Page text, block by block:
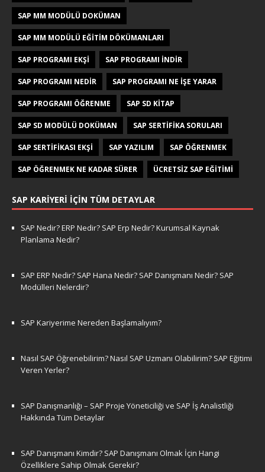
SAP MM MODÜLÜ DOKÜMAN
SAP MM MODÜLÜ EĞITIM DÖKÜMANLARI
SAP PROGRAMI EKŞI SAP PROGRAMI INDIR
SAP PROGRAMI NEDIR SAP PROGRAMI NE IŞE YARAR
SAP PROGRAMI ÖĞRENME SAP SD KITAP
SAP SD MODÜLÜ DOKÜMAN SAP SERTIFIKA SORULARI
SAP SERTIFIKASI EKŞI SAP YAZILIM SAP ÖĞRENMEK
SAP ÖĞRENMEK NE KADAR SÜRER ÜCRETSIZ SAP EĞITIMI
SAP KARIYERI İÇIN TÜM DETAYLAR
SAP Nedir? ERP Nedir? SAP Erp Nedir? Kurumsal Kaynak
Planlama Nedir?
SAP ERP Nedir? SAP Hana Nedir? SAP Danışmanı Nedir? SAP
Modülleri Nelerdir?
SAP Kariyerime Nereden Başlamalıyım?
Nasıl SAP Öğrenebilirim? Nasıl SAP Uzmanı Olabilirim? SAP Eğitimi
Veren Yerler?
SAP Danışmanlığı – SAP Proje Yöneticiliği ve SAP İş Analistliği
Hakkında Tüm Detaylar
SAP Danışmanı Kimdir? SAP Danışmanı Olmak İçin Hangi
Özelliklere Sahip Olmak Gerekir?